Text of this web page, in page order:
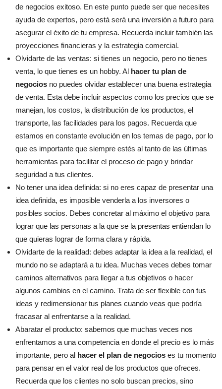
de negocios exitoso. En este punto puede ser que necesites
ayuda de expertos, pero está será una inversión a futuro para
asegurar el éxito de tu empresa. Recuerda incluir también las
proyecciones financieras y la estrategia comercial.
Olvidarte de las ventas: si tienes un negocio, pero no tienes
venta, lo que tienes es un hobby. Al hacer tu plan de
negocios no puedes olvidar establecer una buena estrategia
de venta. Esta debe incluir aspectos como los precios que se
manejan, los costos, la distribución de los productos, el
transporte, las facilidades para los pagos. Recuerda que
estamos en constante evolución en los temas de pago, por lo
que es importante que siempre estés al tanto de las últimas
herramientas para facilitar el proceso de pago y brindar
seguridad a tus clientes.
No tener una idea definida: si no eres capaz de presentar una
idea definida, es imposible venderla a los inversores o
posibles socios. Debes concretar al máximo el objetivo para
lograr que las personas a la que se la presentas entiendan lo
que quieras lograr de forma clara y rápida.
Olvidarte de la realidad: debes adaptar la idea a la realidad, el
mundo no se adaptará a tu idea. Muchas veces debes tomar
caminos alternativos para llegar a tus objetivos o hacer
algunos cambios en el camino. Trata de ser flexible con tus
ideas y redimensionar tus planes cuando veas que podría
fracasar al enfrentarse a la realidad.
Abaratar el producto: sabemos que muchas veces nos
enfrentamos a una competencia en donde el precio es lo más
importante, pero al hacer el plan de negocios es tu momento
para pensar en el valor real de los productos que ofreces.
Recuerda que los clientes no solo buscan precios, sino